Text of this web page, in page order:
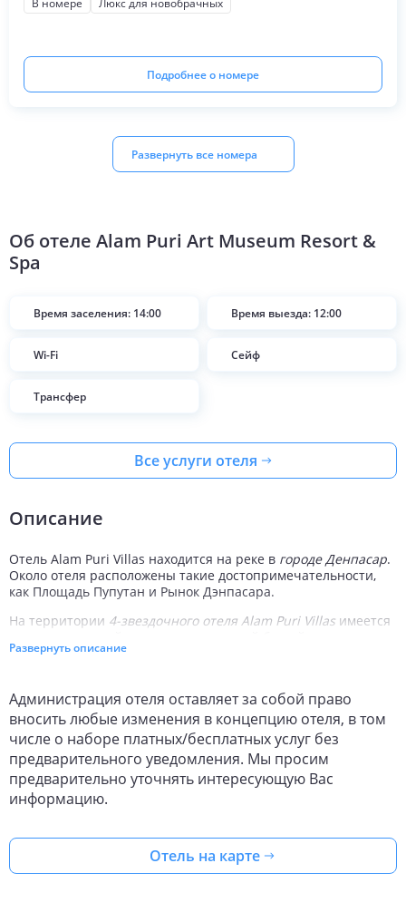
Подробнее о номере
Развернуть все номера
Об отеле Alam Puri Art Museum Resort &
Spa
Время заселения: 14:00 Время выезда: 12:00
Wi-Fi Сейф
Трансфер
Все услуги отеля
Описание
Отель Alam Puri Villas находится на реке в городе Денпасар.
Около отеля расположены такие достопримечательности,
как Площадь Пупутан и Рынок Дэнпасара.
На территории 4-звездочного отеля Alam Puri Villas имеется
барбекю, ресторан и бар у бассейна. Каждое утро отель
Отель предлагает услуги консьержа, услуги по проведению
бракосочетаний, прокат лимузинов и помощь туристам.
Также в отеле Alam Puri Villasработает библиотека.
Сотрудники отеля владеют несколькими языками.
Отель Alam Puri Villas располагает 13 номерами. В каждом
номере имеется выход на балкон, а также предлагается
спутниковое телевидение, DVD-проигрыватель, холодильник,
бар, кондиционер и зоны для отдыха. По запросу гостей
предоставляются детские кровати. Обслуживание номеров в
отеле производится ежедневно.
Развернуть описание
Администрация отеля оставляет за собой право
вносить любые изменения в концепцию отеля, в том
числе о наборе платных/бесплатных услуг без
предварительного уведомления. Мы просим
предварительно уточнять интересующую Вас
информацию.
Отель на карте